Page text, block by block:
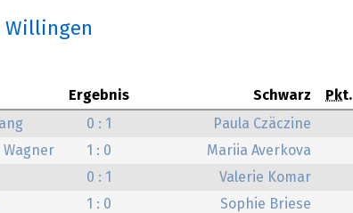
Willingen
Ergebnis Schwarz Pkt.
0 : 1 Paula Czäczine
Wagner 1 : 0 Mariia Averkova
0 : 1 Valerie Komar
1 : 0 Sophie Briese